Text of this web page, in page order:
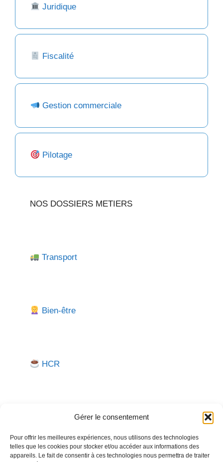
Gérer le consentement
Pour offrir les meilleures expériences, nous utilisons des technologies
telles que les cookies pour stocker et/ou accéder aux informations des
appareils. Le fait de consentir à ces technologies nous permettra de traiter
Juridique
Fiscalité
Gestion commerciale
Pilotage
NOS DOSSIERS METIERS
Transport
Bien-être
HCR
Besoin d'aide pour créer ou gérer votre entreprise ?